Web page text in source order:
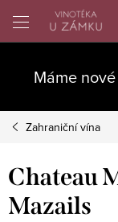
obsah
Máme
Zahraniční vína
Chateau
Mazails